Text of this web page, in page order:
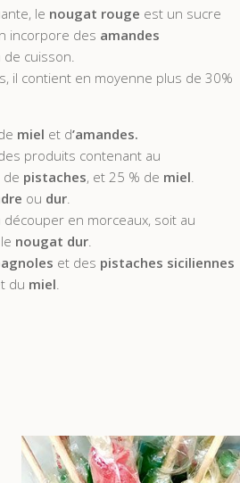
le nougat rouge est un sucre
incorpore des amandes
de cuisson.
il contient en moyenne plus de 30%
miel et d’amandes.
produits contenant au
de pistaches, et 25 % de miel.
ou dur.
en morceaux, soit au
nougat dur.
et des pistaches siciliennes
du miel.